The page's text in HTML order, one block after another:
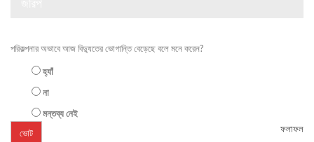
পরিকল্পনার অভাবে আজ বিদ্যুতের ভোগান্তি বেড়েছে বলে মনে করেন?
হ্যাঁ
না
মন্তব্য নেই
ফলাফল